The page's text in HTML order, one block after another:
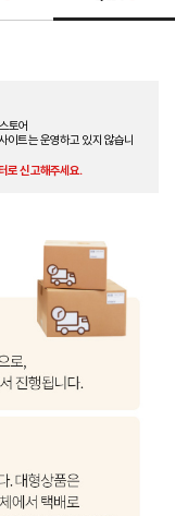
토어
이트는 운영하고 있지 않습니
로 신고해주세요.